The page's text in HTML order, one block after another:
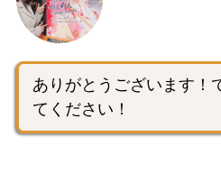
ありがとうございます！
てください！